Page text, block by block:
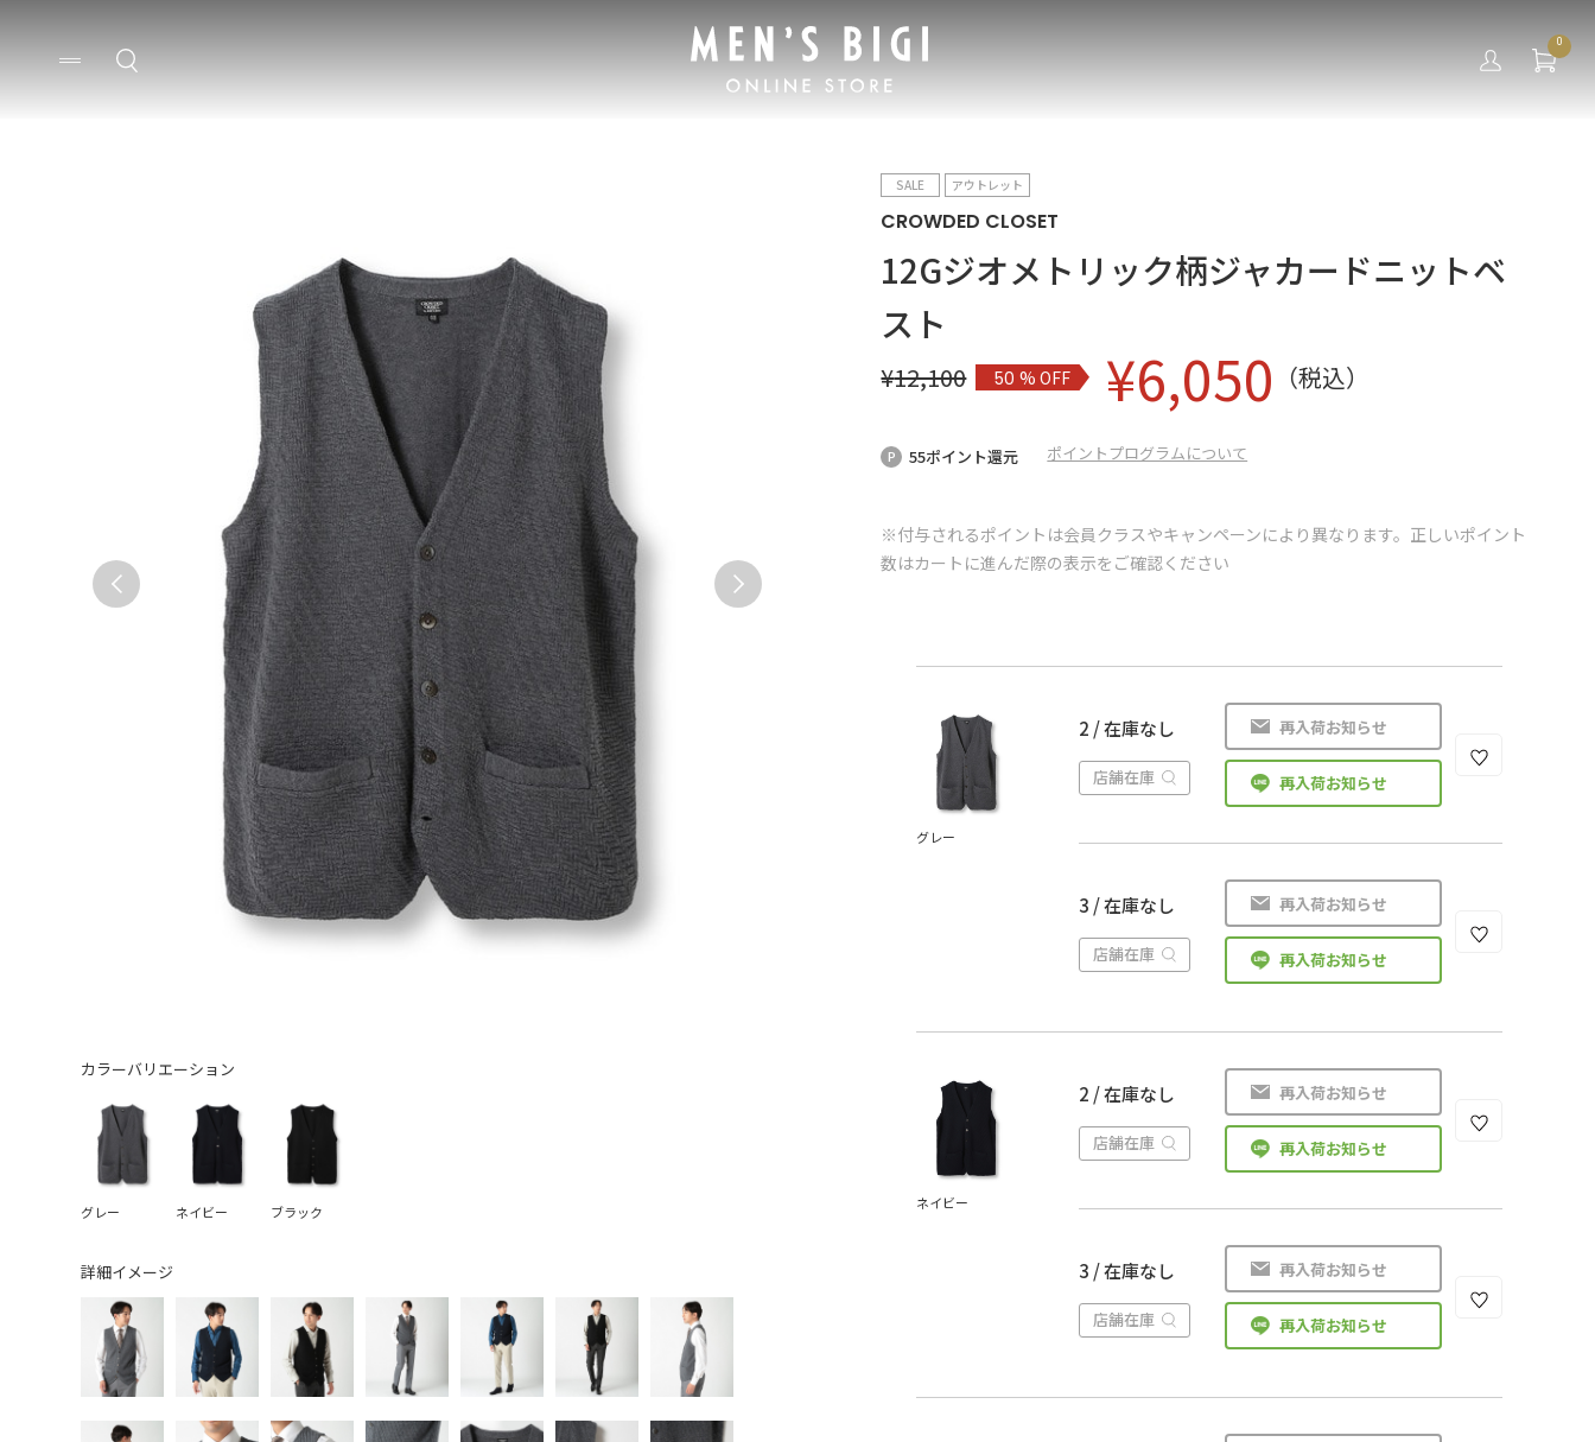
0
カラーバリエーション
グレー ネイビー ブラック
詳細イメージ
SALE アウトレット
CROWDED CLOSET
12Gジオメトリック柄ジャカードニットベ
スト
¥12,100 50% OFF ¥6,050 （税込）
55ポイント還元 ポイントプログラムについて
※付与されるポイントは会員クラスやキャンペーンにより異なります。正しいポイント
数はカートに進んだ際の表示をご確認ください
グレー
2 / 在庫なし
店舗在庫
再入荷お知らせ
再入荷お知らせ
3 / 在庫なし
店舗在庫
再入荷お知らせ
再入荷お知らせ
ネイビー
2 / 在庫なし
店舗在庫
再入荷お知らせ
再入荷お知らせ
3 / 在庫なし
店舗在庫
再入荷お知らせ
再入荷お知らせ